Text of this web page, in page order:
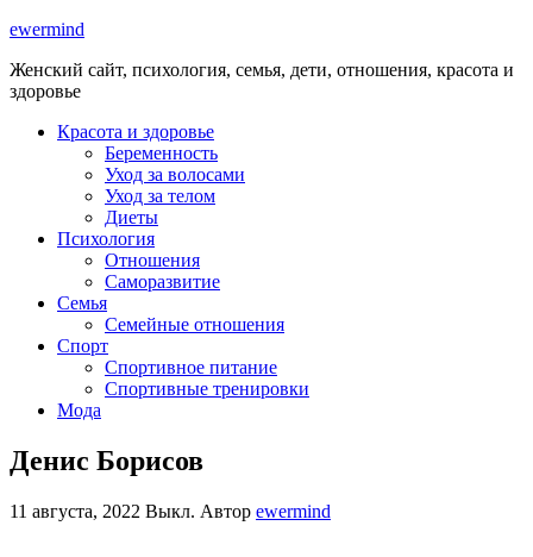
ewermind
Женский сайт, психология, семья, дети, отношения, красота и
здоровье
Красота и здоровье
Беременность
Уход за волосами
Уход за телом
Диеты
Психология
Отношения
Саморазвитие
Семья
Семейные отношения
Спорт
Спортивное питание
Спортивные тренировки
Мода
Денис Борисов
11 августа, 2022 Выкл. Автор ewermind